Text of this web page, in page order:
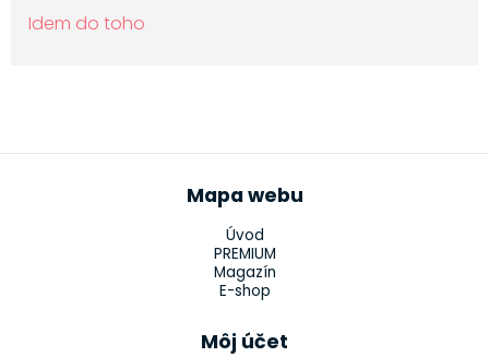
Idem do toho
Mapa webu
Úvod
PREMIUM
Magazín
E-shop
Môj účet